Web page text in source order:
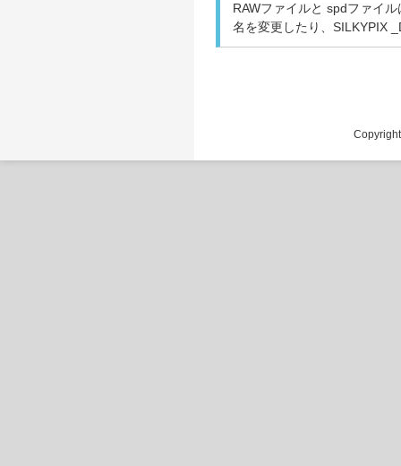
RAWファイルと spdファイ
名を変更したり、SILKYPIX